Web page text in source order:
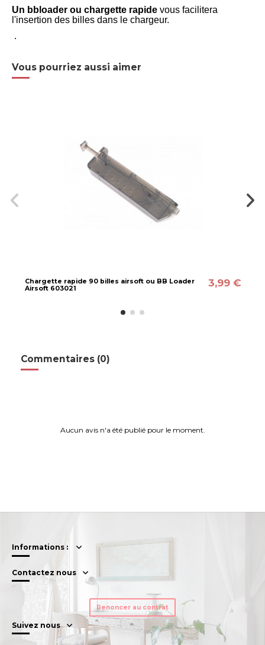
Un bbloader ou chargette rapide vous facilitera
l'insertion des billes dans le chargeur.
.
Vous pourriez aussi aimer
Chargette rapide 90 billes airsoft ou BB Loader
Airsoft 603021
3,99 €
Commentaires (0)
Aucun avis n'a été publié pour le moment.
Informations :
Contactez nous
Renoncer au contrat
Suivez nous